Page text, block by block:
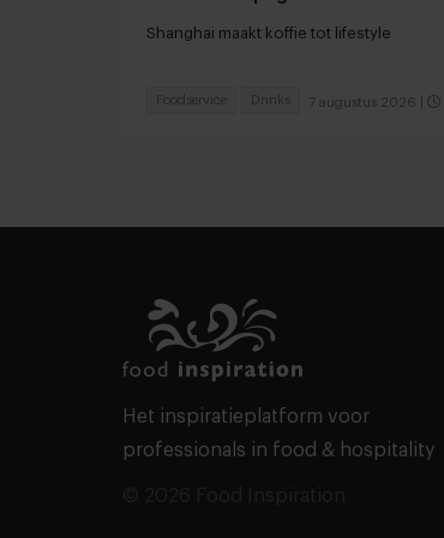
Shanghai maakt koffie tot lifestyle
7 augustus 2026
Foodservice Drinks
Het inspiratieplatform voor
professionals in food & hospitality